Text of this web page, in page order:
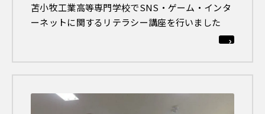
苫小牧工業高等専門学校でSNS・ゲーム・インタ
ーネットに関するリテラシー講座を行いました